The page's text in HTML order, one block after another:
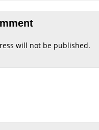
will not be published.